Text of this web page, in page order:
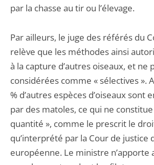
par la chasse au tir ou l’élevage.
Par ailleurs, le juge des référés du
relève que les méthodes ainsi
à la capture d’autres oiseaux, et ne
considérées comme « sélectives ».
% d’autres espèces d’oiseaux sont
par des matoles, ce qui ne
quantité », comme le prescrit le
qu’interprété par la Cour de justice
européenne. Le ministre n’apporte